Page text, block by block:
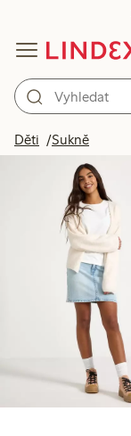
Děti Sukně